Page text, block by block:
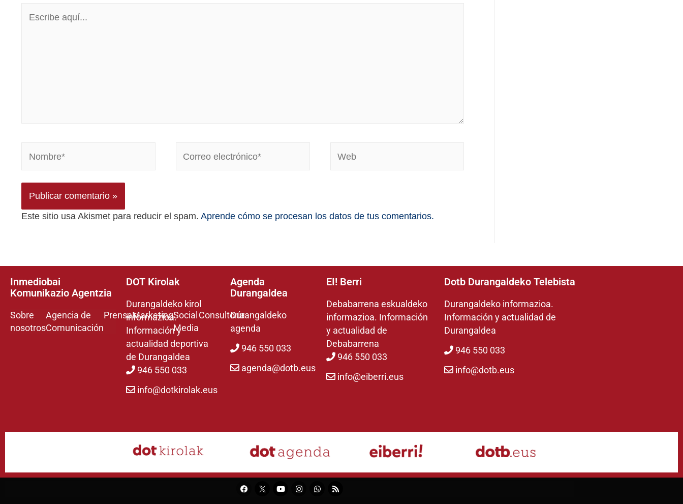
Este sitio usa Akismet para reducir el spam. Aprende cómo se procesan los datos de tus comentarios.
Inmediobai
Komunikazio Agentzia
Sobre
nosotros
Agencia de
Comunicación
PrensaMarketingSocial
Media
Consultoría
DOT Kirolak
Durangaldeko kirol
informazioa.
Información y
actualidad deportiva
de Durangaldea
946 550 033
info@dotkirolak.eus
Agenda
Durangaldea
Durangaldeko
agenda
946 550 033
agenda@dotb.eus
EI! Berri
Debabarrena eskualdeko
informazioa. Información
y actualidad de
Debabarrena
946 550 033
info@eiberri.eus
Dotb Durangaldeko Telebista
Durangaldeko informazioa.
Información y actualidad de
Durangaldea
946 550 033
info@dotb.eus